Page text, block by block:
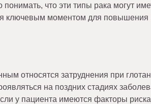
что эти типы рака могут
ключевым моментом для повышения
относятся затруднения при
на поздних стадиях
у пациента имеются факторы